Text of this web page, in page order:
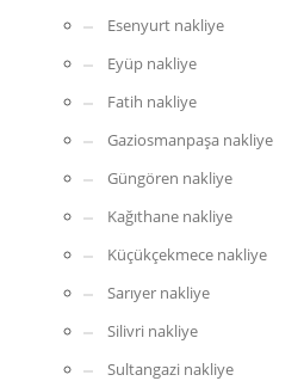
Esenyurt nakliye
Eyüp nakliye
Fatih nakliye
Gaziosmanpaşa nakliye
Güngören nakliye
Kağıthane nakliye
Küçükçekmece nakliye
Sarıyer nakliye
Silivri nakliye
Sultangazi nakliye